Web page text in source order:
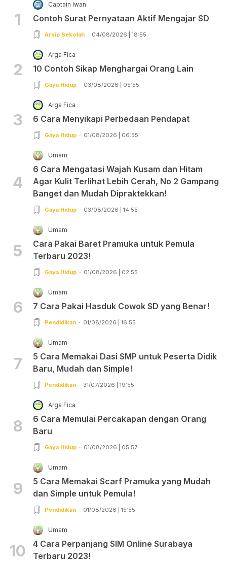
1
Captain Iwan
Contoh Surat Pernyataan Aktif Mengajar SD
Arsip Sekolah 04/08/2026 | 18:55
2
Arga Fica
10 Contoh Sikap Menghargai Orang Lain
Gaya Hidup 03/08/2026 | 05:55
3
Arga Fica
6 Cara Menyikapi Perbedaan Pendapat
Gaya Hidup 01/08/2026 | 06:55
4
Umam
6 Cara Mengatasi Wajah Kusam dan Hitam
Agar Kulit Terlihat Lebih Cerah, No 2 Gampang
Banget dan Mudah Dipraktekkan!
Gaya Hidup 03/08/2026 | 14:55
5
Umam
Cara Pakai Baret Pramuka untuk Pemula
Terbaru 2023!
Gaya Hidup 01/08/2026 | 02:55
6
Umam
7 Cara Pakai Hasduk Cowok SD yang Benar!
Pendidikan 01/08/2026 | 16:55
7
Umam
5 Cara Memakai Dasi SMP untuk Peserta Didik
Baru, Mudah dan Simple!
Pendidikan 31/07/2026 | 19:55
8
Arga Fica
6 Cara Memulai Percakapan dengan Orang
Baru
Gaya Hidup 01/08/2026 | 05:57
9
Umam
5 Cara Memakai Scarf Pramuka yang Mudah
dan Simple untuk Pemula!
Pendidikan 01/08/2026 | 15:55
10
Umam
4 Cara Perpanjang SIM Online Surabaya
Terbaru 2023!